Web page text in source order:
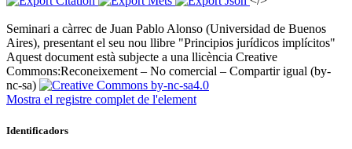
Seminari a càrrec de Juan Pablo Alonso (Universidad de Buenos
Aires), presentant el seu nou llibre "Principios jurídicos implícitos" ​
Aquest document està subjecte a una llicència Creative
Commons:Reconeixement – No comercial – Compartir igual (by-
nc-sa)
Mostra el registre complet de l'element
Identificadors